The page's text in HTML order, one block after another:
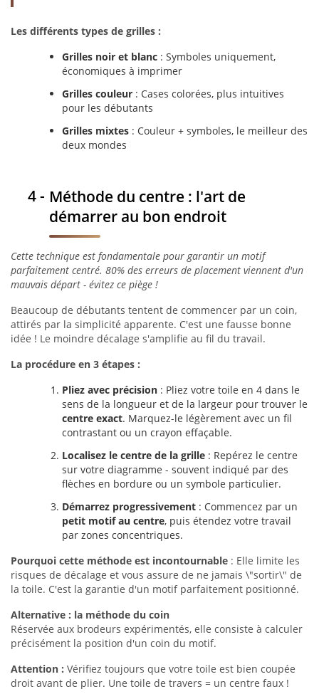
Les différents types de grilles :
Grilles noir et blanc : Symboles uniquement,
économiques à imprimer
Grilles couleur : Cases colorées, plus intuitives
pour les débutants
Grilles mixtes : Couleur + symboles, le meilleur des
deux mondes
Méthode du centre : l'art de
démarrer au bon endroit
Cette technique est fondamentale pour garantir un motif
parfaitement centré. 80% des erreurs de placement viennent d'un
mauvais départ - évitez ce piège !
Beaucoup de débutants tentent de commencer par un coin,
attirés par la simplicité apparente. C'est une fausse bonne
idée ! Le moindre décalage s'amplifie au fil du travail.
La procédure en 3 étapes :
Pliez avec précision : Pliez votre toile en 4 dans le
sens de la longueur et de la largeur pour trouver le
centre exact. Marquez-le légèrement avec un fil
contrastant ou un crayon effaçable.
Localisez le centre de la grille : Repérez le centre
sur votre diagramme - souvent indiqué par des
flèches en bordure ou un symbole particulier.
Démarrez progressivement : Commencez par un
petit motif au centre, puis étendez votre travail
par zones concentriques.
Pourquoi cette méthode est incontournable : Elle limite les
risques de décalage et vous assure de ne jamais \"sortir\" de
la toile. C'est la garantie d'un motif parfaitement positionné.
Alternative : la méthode du coin
Réservée aux brodeurs expérimentés, elle consiste à calculer
précisément la position d'un coin du motif.
Attention : Vérifiez toujours que votre toile est bien coupée
droit avant de plier. Une toile de travers = un centre faux !